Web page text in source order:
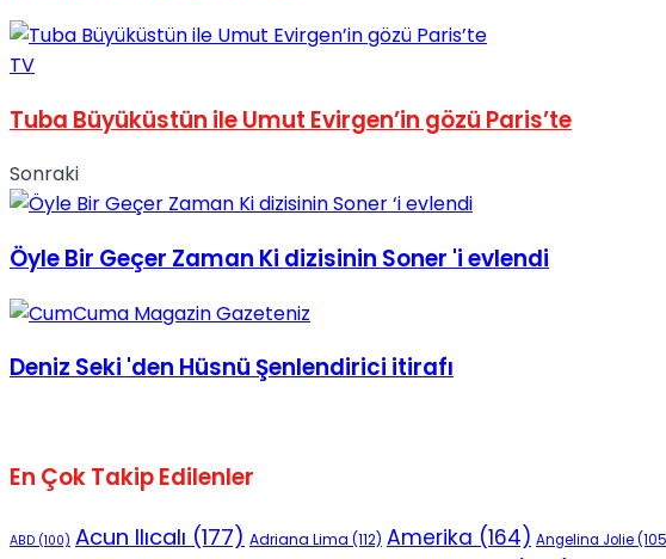
No Result
TV
Tuba Büyüküstün ile Umut Evirgen’in gözü Paris’te
Sonraki
Öyle Bir Geçer Zaman Ki dizisinin Soner 'i evlendi
Deniz Seki 'den Hüsnü Şenlendirici itirafı
En Çok Takip Edilenler
ABD (100) Acun Ilıcalı (177) Adriana Lima (112) Amerika (164) Angelina Jolie